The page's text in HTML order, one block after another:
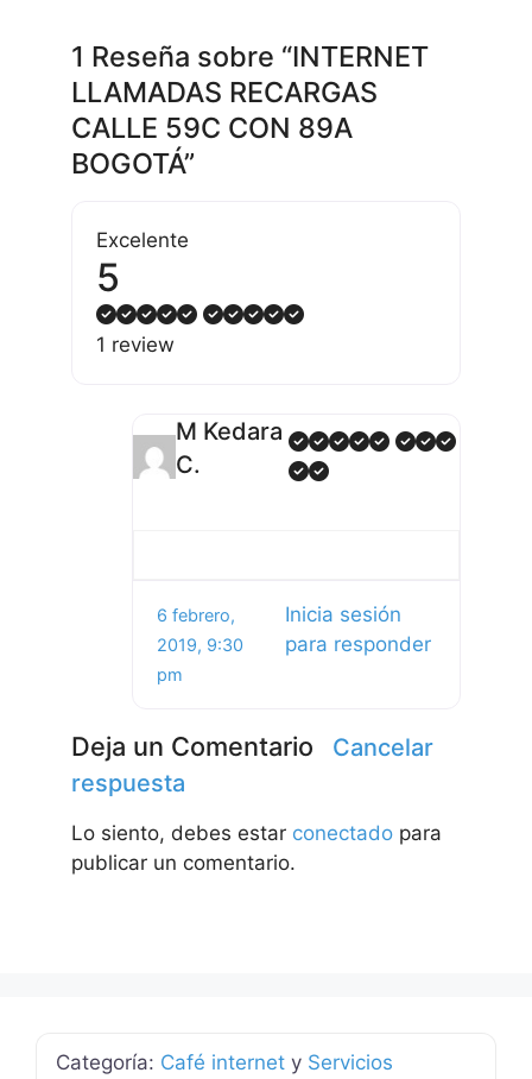
1 Reseña sobre “INTERNET
LLAMADAS RECARGAS
CALLE 59C CON 89A
BOGOTÁ”
Excelente
5
1 review
M Kedara
C.
6 febrero,
2019, 9:30
pm
Inicia sesión
para responder
Deja un Comentario
Cancelar
respuesta
Lo siento, debes estar conectado para
publicar un comentario.
Categoría: Café internet y Servicios